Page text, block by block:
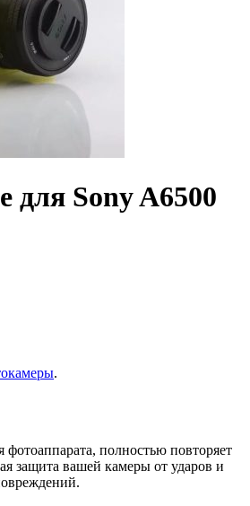
для Sony A6500
.
полностью повторяет
защита вашей камеры от ударов и